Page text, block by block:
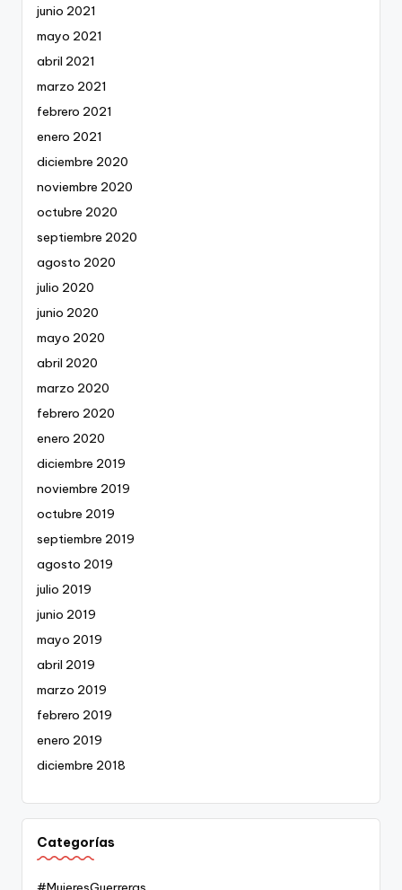
junio 2021
mayo 2021
abril 2021
marzo 2021
febrero 2021
enero 2021
diciembre 2020
noviembre 2020
octubre 2020
septiembre 2020
agosto 2020
julio 2020
junio 2020
mayo 2020
abril 2020
marzo 2020
febrero 2020
enero 2020
diciembre 2019
noviembre 2019
octubre 2019
septiembre 2019
agosto 2019
julio 2019
junio 2019
mayo 2019
abril 2019
marzo 2019
febrero 2019
enero 2019
diciembre 2018
Categorías